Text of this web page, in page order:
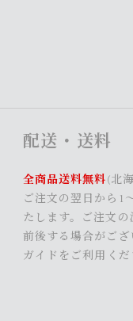
配送・送料
全商品送料無料(北
ご注文の翌日から1
たします。ご注文
前後する場合がご
ガイド をご利用くだ